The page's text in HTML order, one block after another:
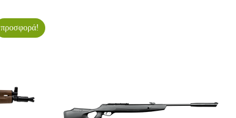
προσφορά!